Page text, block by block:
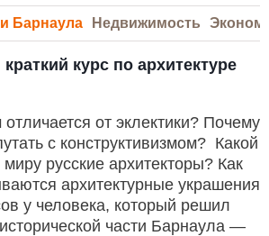
Барнаула Недвижимость
краткий курс по архитектуре
от эклектики? Почему
с конструктивизмом? Какой
русские архитекторы? Как
архитектурные украшения
у человека, который решил
части Барнаула —